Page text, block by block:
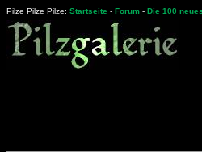
Pilze Pilze Pilze: Startseite - Forum - Die 100